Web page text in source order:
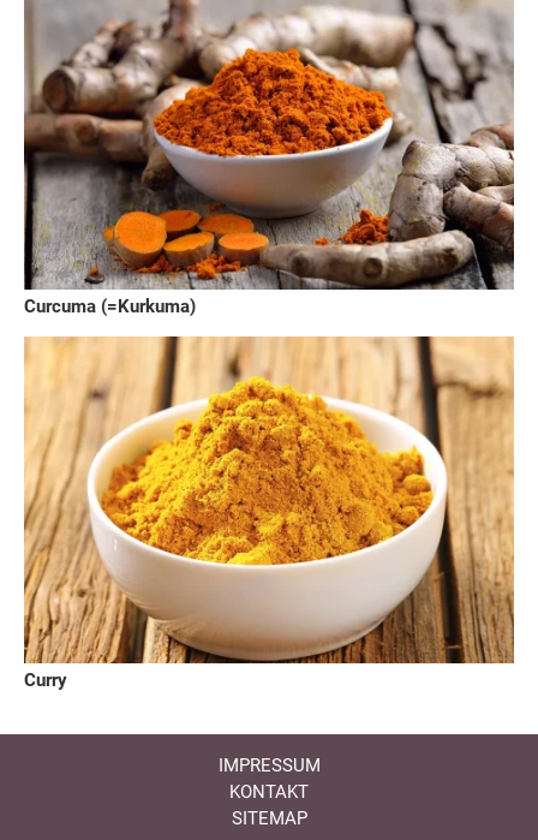
Curcuma (=Kurkuma)
Curry
IMPRESSUM
KONTAKT
SITEMAP